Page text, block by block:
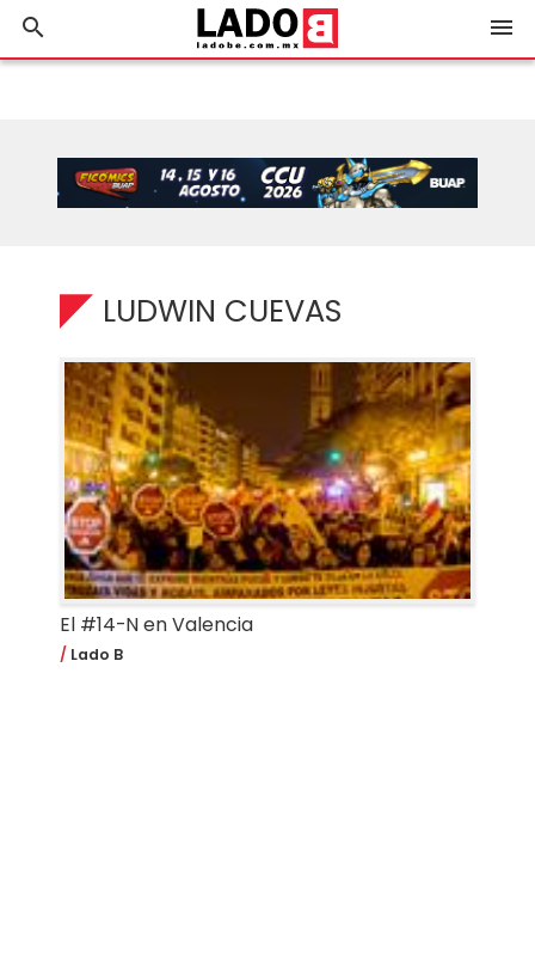
search menu
LUDWIN CUEVAS
El #14-N en Valencia
Lado B